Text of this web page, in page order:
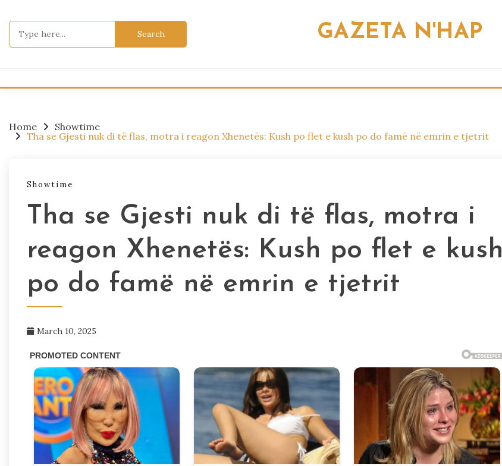
to
content
GAZETA N'HAP
Home
Showtime
Tha se Gjesti nuk di të flas, motra i reagon Xhenetës: Kush po flet e kush po do famë në emrin e tjetrit
Showtime
Tha se Gjesti nuk di të flas, motra i
reagon Xhenetës: Kush po flet e kush
po do famë në emrin e tjetrit
March 10, 2025